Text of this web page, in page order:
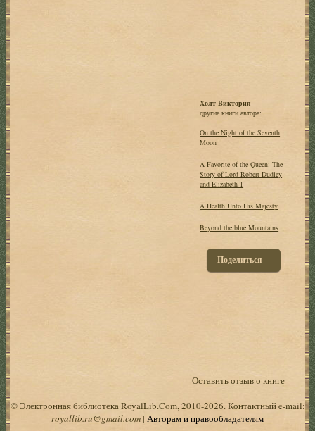
Холт Виктория
другие книги автора:
On the Night of the Seventh
Moon
A Favorite of the Queen: The
Story of Lord Robert Dudley
and Elizabeth 1
A Health Unto His Majesty
Beyond the blue Mountains
Поделиться
Оставить отзыв о книге
© Электронная библиотека RoyalLib.Com, 2010-2026. Контактный e-mail:
royallib.ru@gmail.com| Авторам и правообладателям